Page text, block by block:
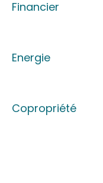
Financier
Energie
Copropriété